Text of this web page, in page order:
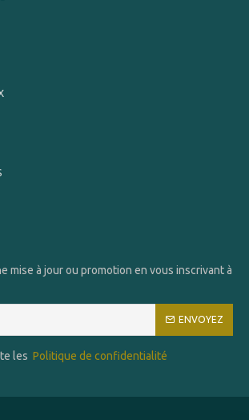
mise à jour ou promotion en vous inscrivant à
ENVOYEZ
les Politique de confidentialité